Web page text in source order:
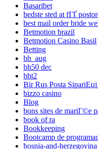
Basaribet
bedste sted at fГҐ
best mail order bride
Betmotion brazil
Betmotion Casino Basil
Betting
bh_aug
bh50 dec
bht2
Bir Rus Posta
bizzo casino
Blog
bons sites de mariГ©e
book of ra
Bookkeeping
Bootcamp de
bosnia-and-